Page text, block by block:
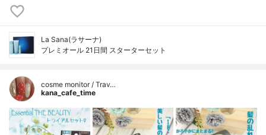
La Sana(ラサーナ)
プレミオール 21日間 スターターセット
cosme monitor / Trav…
kana_cafe_time